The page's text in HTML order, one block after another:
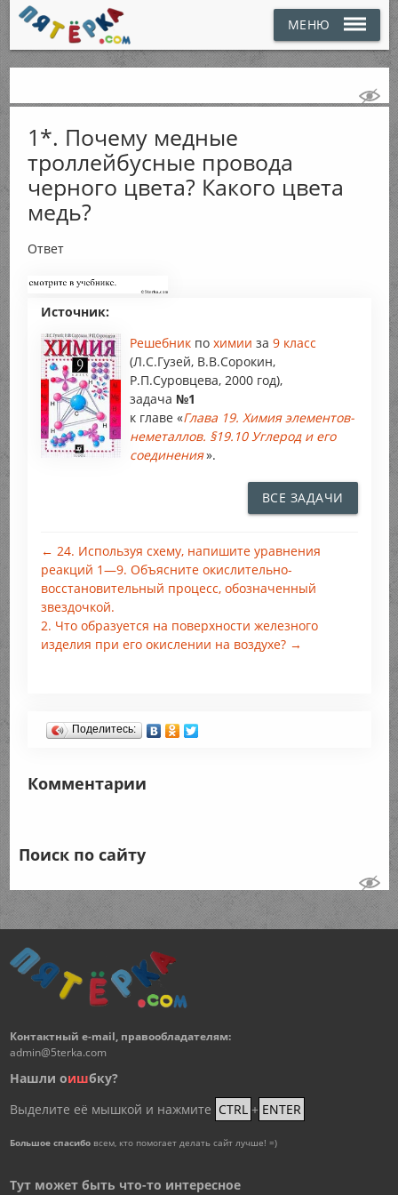
МЕНЮ
1*. Почему медные
троллейбусные провода
черного цвета? Какого цвета
медь?
Ответ
Источник:
Решебник по химии за 9 класс
(Л.С.Гузей, В.В.Сорокин,
Р.П.Суровцева, 2000 год),
задача №1
к главе «Глава 19. Химия элементов-
неметаллов. §19.10 Углерод и его
соединения».
ВСЕ ЗАДАЧИ
← 24. Используя схему, напишите уравнения
реакций 1—9. Объясните окислительно-
восстановительный процесс, обозначенный
звездочкой.
2. Что образуется на поверхности железного
изделия при его окислении на воздухе? →
Поделитесь:
Комментарии
Поиск по сайту
Контактный e-mail, правообладателям:
admin@5terka.com
Нашли оишбку?
Выделите её мышкой и нажмите CTRL + ENTER
Большое спасибовсем, кто помогает делать сайт лучше! =)
Тут может быть что-то интересное